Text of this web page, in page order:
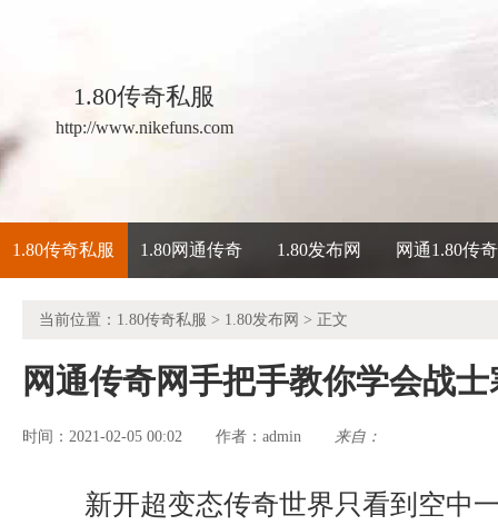
1.80传奇私服
http://www.nikefuns.com
1.80传奇私服 1.80网通传奇 1.80发布网 网通1.80传奇
当前位置： 1.80传奇私服 > 1.80发布网 > 正文
网通传奇网手把手教你学会战
时间：2021-02-05 00:02 作者： admin 来自：
新开超变态传奇世界只看到空中